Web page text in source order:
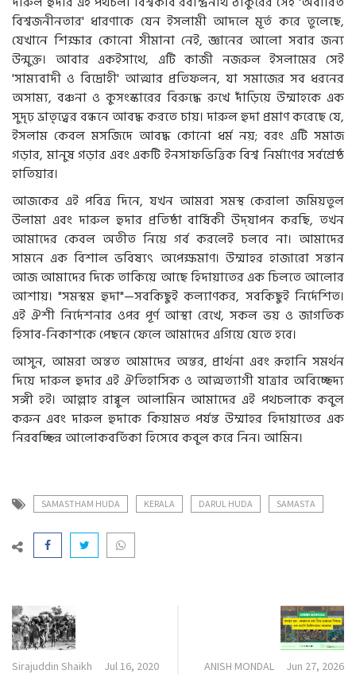
বিশ্বজনীনতার' ধারণাকে যেন ইসলামী আদলে মূর্ত করে তুলেছে,
যেখানে শিক্ষার কোনো সীমানা নেই, জ্ঞানের আলো সবার জন্য
উন্মুক্ত। আবার একইসাথে, এটি কাজী নজরুল ইসলামের সেই
'সাম্যবাদী ও বিদ্রোহী' আত্মার প্রতিফলন, যা সমাজের সব ধরনের
অসাম্য, বঞ্চনা ও কুসংস্কারের বিরুদ্ধে রুখে দাঁড়িয়ে উম্মাহকে এক
সুদৃঢ় ভ্রাতৃত্বের বন্ধনে আবদ্ধ করতে চায়। দারুল হুদা প্রমাণ করেছে যে,
ইসলাম কেবল মসজিদে আবদ্ধ কোনো ধর্ম নয়; বরং এটি সমাজ
গড়ার, মানুষ গড়ার এবং একটি ইনসাফভিত্তিক বিশ্ব নির্মাণের সর্বশ্রেষ্ঠ
হাতিয়ার।
আজকের এই পবিত্র দিনে, যখন আমরা সমস্থ কেরালা জমিয়তুল
উলামা এবং দারুল হুদার প্রতিষ্ঠা বার্ষিকী উদ্‌যাপন করছি, তখন
আমাদের কেবল অতীত নিয়ে গর্ব করলেই চলবে না। আমাদের
সামনে এক বিশাল ভবিষ্যৎ অপেক্ষমাণ। উম্মাহর হাজারো সন্তান
আজ আমাদের দিকে তাকিয়ে আছে হিদায়াতের এক চিলতে আলোর
আশায়। "সমস্থম হুদা"—সবকিছুই কল্যাণকর, সবকিছুই নির্দেশিত।
এই ঐশী নির্দেশনার ওপর পূর্ণ আস্থা রেখে, সকল ভয় ও জাগতিক
হিসাব-নিকাশকে পেছনে ফেলে আমাদের এগিয়ে যেতে হবে।
আসুন, আমরা অন্তত আমাদের অন্তর, প্রার্থনা এবং রূহানি সমর্থন
দিয়ে দারুল হুদার এই ঐতিহাসিক ও আত্মত্যাগী যাত্রার অবিচ্ছেদ্য
সঙ্গী হই। আল্লাহ রাব্বুল আলামিন আমাদের এই পথচলাকে কবুল
করুন এবং দারুল হুদাকে কিয়ামত পর্যন্ত উম্মাহর হিদায়াতের এক
নিরবচ্ছিন্ন আলোকবর্তিকা হিসেবে কবুল করে নিন। আমিন।
SAMASTHAM HUDA KERALA DARUL HUDA SAMASTA
Sirajuddin Shaikh Jul 16, 2020 ANISH MONDAL Jun 27, 2026